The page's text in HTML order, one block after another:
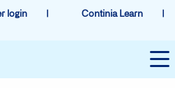
login Continia Learn